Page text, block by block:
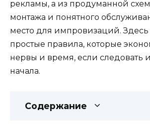
рекламы, а из продуманной
монтажа и понятного
место для импровизаций. Здесь
простые правила, которые
нервы и время, если следовать
начала.
Содержание